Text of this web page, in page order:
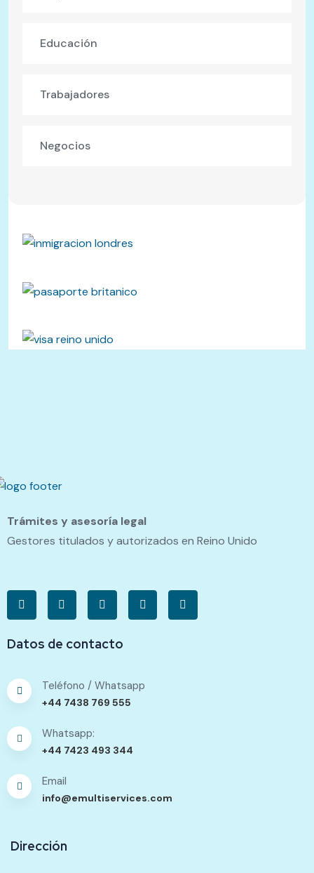
Educación
Trabajadores
Negocios
Trámites y asesoría legal
Gestores titulados y autorizados en Reino Unido
Datos de contacto
Teléfono / Whatsapp
+44 7438 769 555
Whatsapp:
+44 7423 493 344
Email
info@emultiservices.com
Dirección